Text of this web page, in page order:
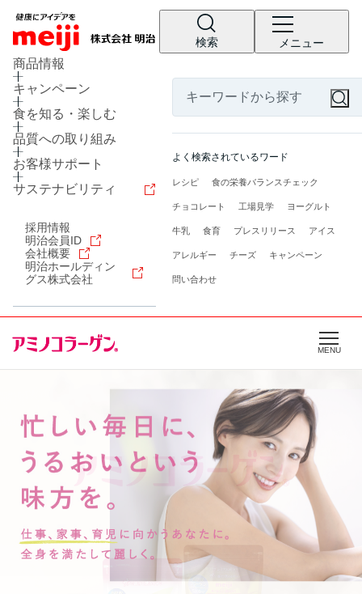
検索 メニュー
商品情報
キャンペーン
食を知る・楽しむ
品質への取り組み
お客様サポート
サステナビリティ
採用情報
明治会員ID
会社概要
明治ホールディン
グス株式会社
よく検索されているワード
レシピ 食の栄養バランスチェック
チョコレート 工場見学 ヨーグルト
牛乳 食育 プレスリリース アイス
アレルギー チーズ キャンペーン
問い合わせ
MENU
プレミアム
NMN
抹茶風味
商品の成分詳細
明治ならではの徹底品質
アミコラの飲み方
カラダ美人食club
美雑学コラーゲン
Instagram公式アカウント
English
简体中文
繁體中文